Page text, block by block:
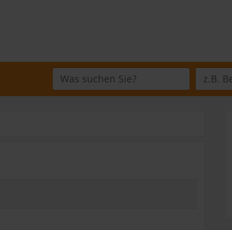
Was suchen Sie?
Wo suchen Sie?